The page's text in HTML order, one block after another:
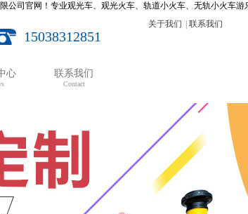
光车、观光火车、轨道小火车、无轨小火车游乐设备生产厂家。
关于我们
联系我们
15038312851
心 联系我们
Contact